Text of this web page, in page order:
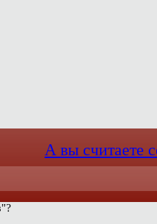
А вы считаете